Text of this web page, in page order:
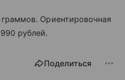
Ориентировочная
рублей.
Поделиться